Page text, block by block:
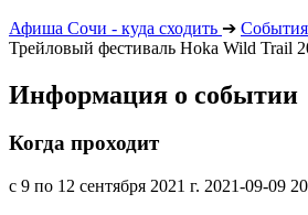
Афиша Сочи - куда сходить ➔ События
Трейловый фестиваль Hoka Wild Trail
Информация о событии
Когда проходит
с 9 по 12 сентября 2021 г. 2021-09-09